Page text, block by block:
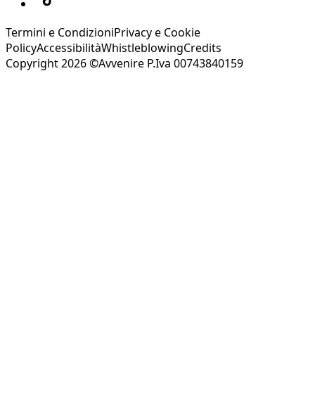
Termini e CondizioniPrivacy e Cookie
PolicyAccessibilitàWhistleblowingCredits
Copyright 2026 ©Avvenire P.Iva 00743840159